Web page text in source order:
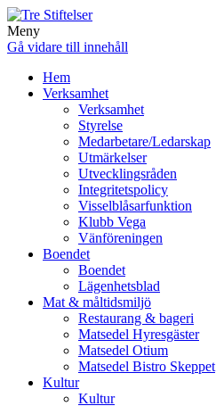
Meny
Gå vidare till innehåll
Hem
Verksamhet
Verksamhet
Styrelse
Medarbetare/Ledarskap
Utmärkelser
Utvecklingsråden
Integritetspolicy
Visselblåsarfunktion
Klubb Vega
Vänföreningen
Boendet
Boendet
Lägenhetsblad
Mat & måltidsmiljö
Restaurang & bageri
Matsedel Hyresgäster
Matsedel Otium
Matsedel Bistro Skeppet
Kultur
Kultur